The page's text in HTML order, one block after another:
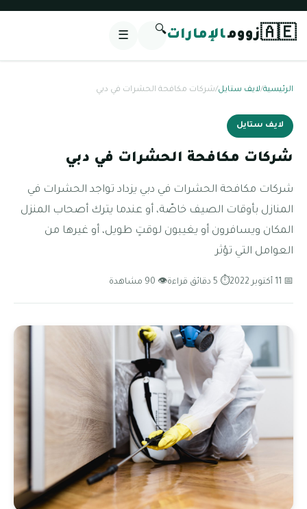
🇦🇪زوومالإمارات🔍
☰
الرئيسية/لايف ستايل/شركات مكافحة الحشرات في دبي
لايف ستايل
شركات مكافحة الحشرات في دبي
شركات مكافحة الحشرات في دبي يزداد تواجد الحشرات في
المنازل بأوقات الصيف خاصّة، أو عندما يترك أصحاب المنزل
المكان ويسافرون أو يغيبون لوقتٍ طويل، أو غيرها من
العوامل التي تؤثر
📅 11 أكتوبر 2022 ⏱ 5 دقائق قراءة 👁 90 مشاهدة